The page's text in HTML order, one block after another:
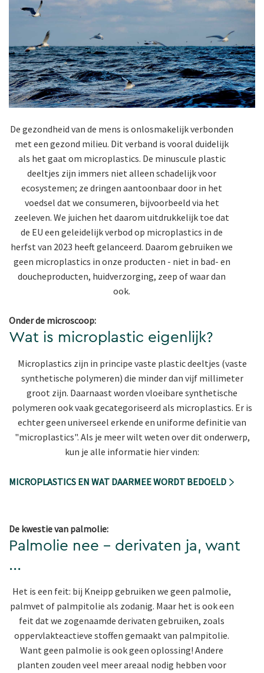
De gezondheid van de mens is onlosmakelijk verbonden
met een gezond milieu. Dit verband is vooral duidelijk
als het gaat om microplastics. De minuscule plastic
deeltjes zijn immers niet alleen schadelijk voor
ecosystemen; ze dringen aantoonbaar door in het
voedsel dat we consumeren, bijvoorbeeld via het
zeeleven. We juichen het daarom uitdrukkelijk toe dat
de EU een geleidelijk verbod op microplastics in de
herfst van 2023 heeft gelanceerd. Daarom gebruiken we
geen microplastics in onze producten - niet in bad- en
doucheproducten, huidverzorging, zeep of waar dan
ook.
Onder de microscoop:
Wat is microplastic eigenlijk?
Microplastics zijn in principe vaste plastic deeltjes (vaste
synthetische polymeren) die minder dan vijf millimeter
groot zijn. Daarnaast worden vloeibare synthetische
polymeren ook vaak gecategoriseerd als microplastics. Er is
echter geen universeel erkende en uniforme definitie van
"microplastics". Als je meer wilt weten over dit onderwerp,
kun je alle informatie hier vinden:
MICROPLASTICS EN WAT DAARMEE WORDT BEDOELD
De kwestie van palmolie:
Palmolie nee - derivaten ja, want
...
Het is een feit: bij Kneipp gebruiken we geen palmolie,
palmvet of palmpitolie als zodanig. Maar het is ook een
feit dat we zogenaamde derivaten gebruiken, zoals
oppervlakteactieve stoffen gemaakt van palmpitolie.
Want geen palmolie is ook geen oplossing! Andere
planten zouden veel meer areaal nodig hebben voor